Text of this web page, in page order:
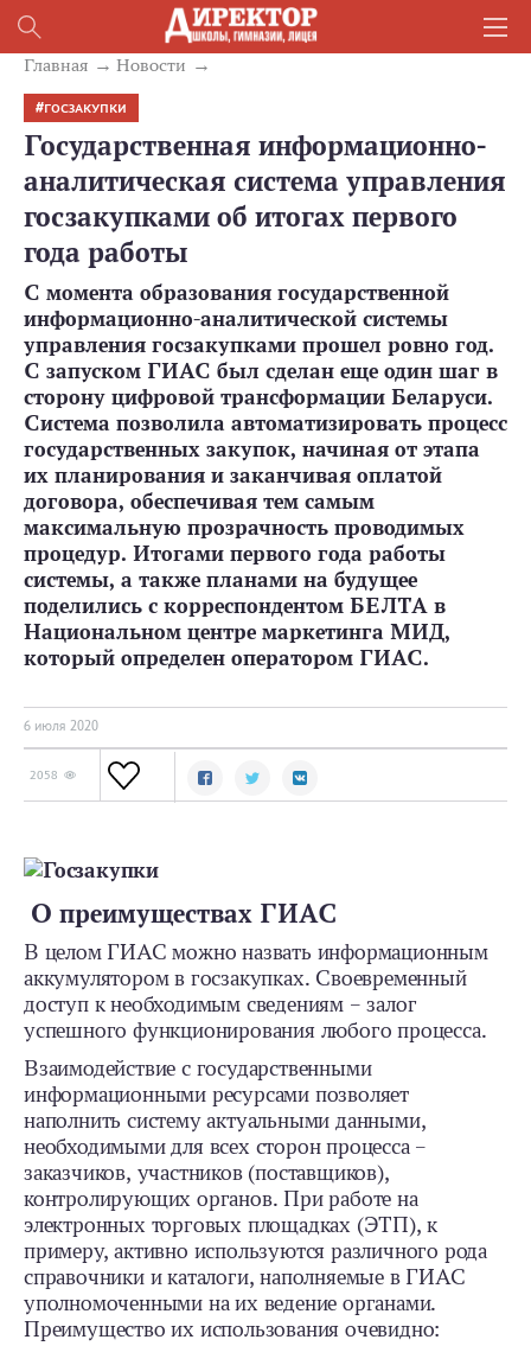
Главная Новости
ГОСЗАКУПКИ
Государственная информационно-
аналитическая система управления
госзакупками об итогах первого
года работы
С момента образования государственной
информационно-аналитической системы
управления госзакупками прошел ровно год.
С запуском ГИАС был сделан еще один шаг в
сторону цифровой трансформации Беларуси.
Система позволила автоматизировать процесс
государственных закупок, начиная от этапа
их планирования и заканчивая оплатой
договора, обеспечивая тем самым
максимальную прозрачность проводимых
процедур. Итогами первого года работы
системы, а также планами на будущее
поделились с корреспондентом БЕЛТА в
Национальном центре маркетинга МИД,
который определен оператором ГИАС.
6 июля 2020
2058
О преимуществах ГИАС
В целом ГИАС можно назвать информационным
аккумулятором в госзакупках. Своевременный
доступ к необходимым сведениям – залог
успешного функционирования любого процесса.
Взаимодействие с государственными
информационными ресурсами позволяет
наполнить систему актуальными данными,
необходимыми для всех сторон процесса –
заказчиков, участников (поставщиков),
контролирующих органов. При работе на
электронных торговых площадках (ЭТП), к
примеру, активно используются различного рода
справочники и каталоги, наполняемые в ГИАС
уполномоченными на их ведение органами.
Преимущество их использования очевидно: